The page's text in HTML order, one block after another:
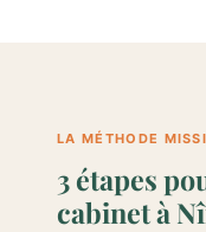
LA MÉTHODE
3 étapes
cabinet à